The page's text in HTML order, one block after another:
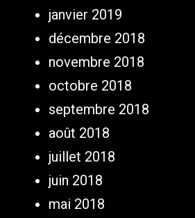
janvier 2019
décembre 2018
novembre 2018
octobre 2018
septembre 2018
août 2018
juillet 2018
juin 2018
mai 2018